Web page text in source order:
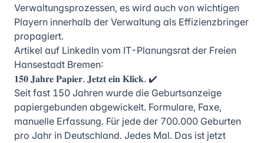
Verwaltungsprozessen, es wird auch von wichtigen
Playern innerhalb der Verwaltung als Effizienzbringer
propagiert.
Artikel auf LinkedIn vom IT-Planungsrat der Freien
Hansestadt Bremen:
𝟏𝟓𝟎 𝐉𝐚𝐡𝐫𝐞 𝐏𝐚𝐩𝐢𝐞𝐫. 𝐉𝐞𝐭𝐳𝐭 𝐞𝐢𝐧 𝐊𝐥𝐢𝐜𝐤. ✔️
Seit fast 150 Jahren wurde die Geburtsanzeige
papiergebunden abgewickelt. Formulare, Faxe,
manuelle Erfassung. Für jede der 700.000 Geburten
pro Jahr in Deutschland. Jedes Mal. Das ist jetzt